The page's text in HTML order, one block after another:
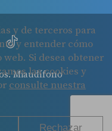
Miaudífono